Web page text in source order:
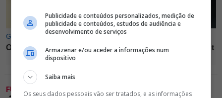
FUTEBOL
Publicidade e conteúdos personalizados, medição de
publicidade e conteúdos, estudos de audiência e
desenvolvimento de serviços
Armazenar e/ou aceder a informações num
dispositivo
Saiba mais
Os seus dados pessoais vão ser tratados, e as informações